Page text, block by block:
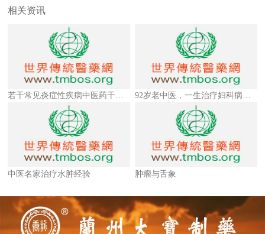
相关资讯
若干常见炎症性疾病中医药干预的物质基础和作用机理（下） 92岁老中医，一生治疗妇科病的经验
中医名家治疗水肿经验 肿瘤与舌象